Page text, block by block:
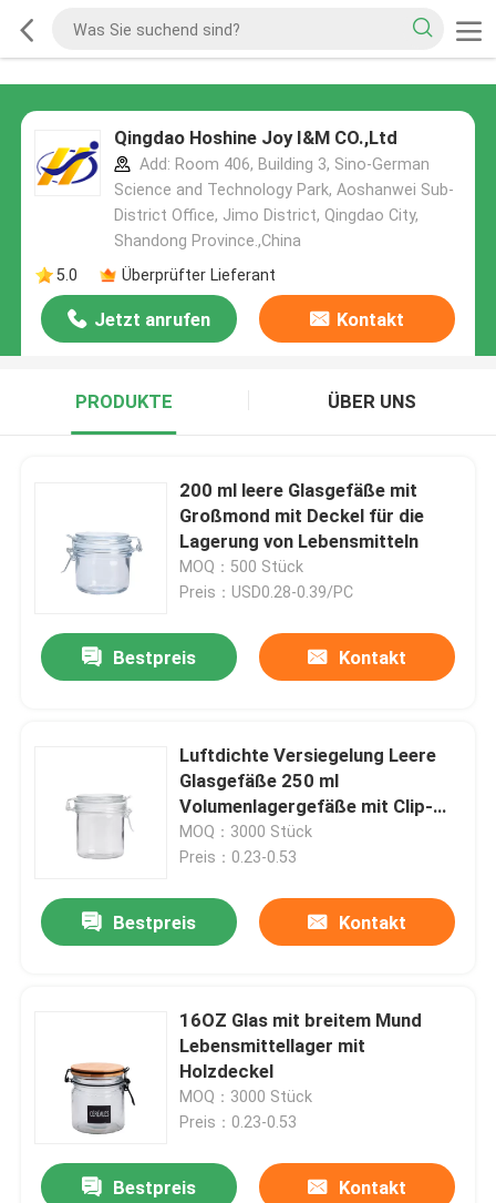
Qingdao Hoshine Joy I&M CO.,Ltd
Add: Room 406, Building 3, Sino-German
Science and Technology Park, Aoshanwei Sub-
District Office, Jimo District, Qingdao City,
Shandong Province.,China
5.0
Überprüfter Lieferant
Jetzt anrufen Kontakt
PRODUKTE ÜBER UNS
200 ml leere Glasgefäße mit
Großmond mit Deckel für die
Lagerung von Lebensmitteln
MOQ：500 Stück
Preis：USD0.28-0.39/PC
Bestpreis Kontakt
Luftdichte Versiegelung Leere
Glasgefäße 250 ml
Volumenlagergefäße mit Clip-
Deckel
MOQ：3000 Stück
Preis：0.23-0.53
Bestpreis Kontakt
16OZ Glas mit breitem Mund
Lebensmittellager mit
Holzdeckel
MOQ：3000 Stück
Preis：0.23-0.53
Bestpreis Kontakt